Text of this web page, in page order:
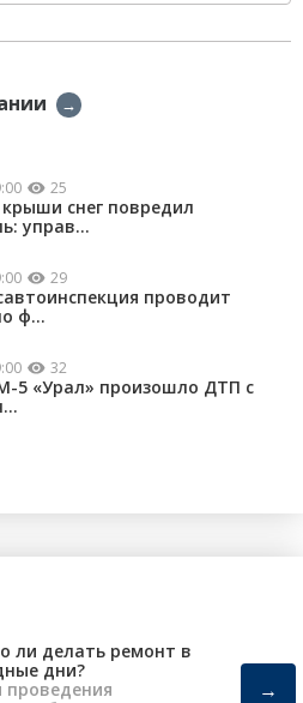
→
25
снег повредил
управ...
29
проводит
ф...
32
5 «Урал» произошло ДТП с
ли делать ремонт в
дни?
проведения
→